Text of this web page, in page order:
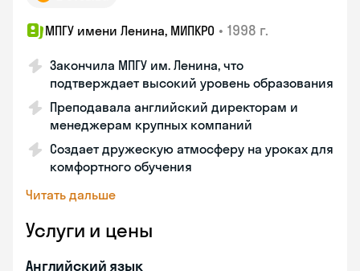
МПГУ имени Ленина, МИПКРО • 1998 г.
Закончила МПГУ им. Ленина, что
подтверждает высокий уровень образования
Преподавала английский директорам и
менеджерам крупных компаний
Создает дружескую атмосферу на уроках для
комфортного обучения
Читать дальше
Услуги и цены
Английский язык